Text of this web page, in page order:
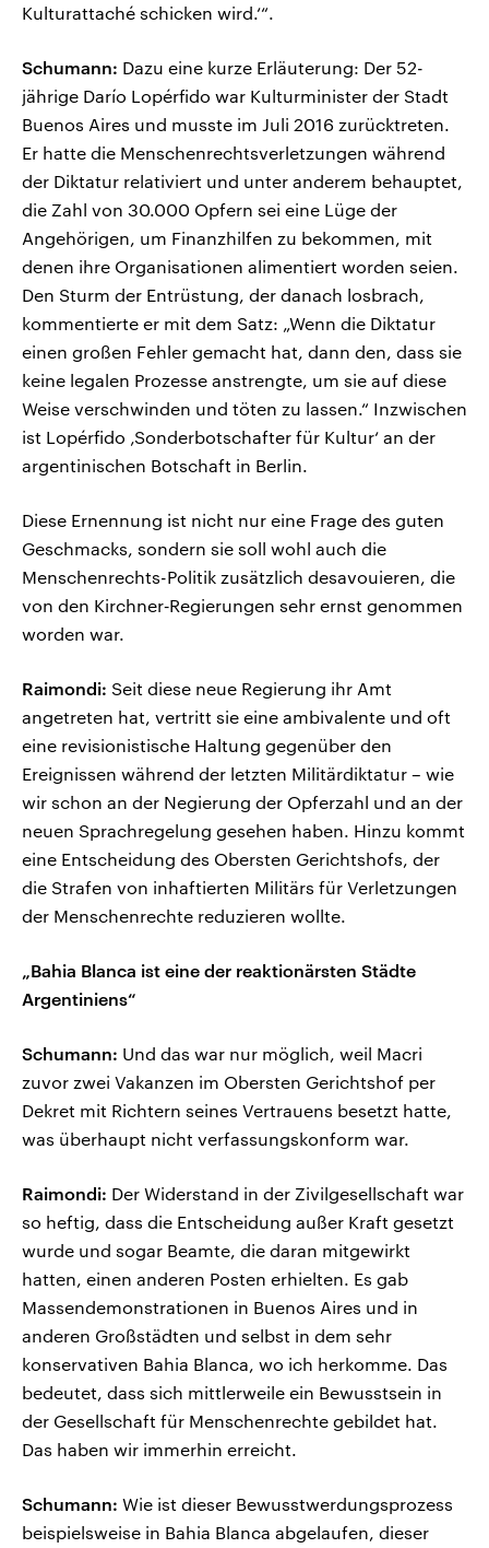
Kulturattaché schicken wird.‘“.
Schumann: Dazu eine kurze Erläuterung: Der 52-
jährige Darío Lopérfido war Kulturminister der Stadt
Buenos Aires und musste im Juli 2016 zurücktreten.
Er hatte die Menschenrechtsverletzungen während
der Diktatur relativiert und unter anderem behauptet,
die Zahl von 30.000 Opfern sei eine Lüge der
Angehörigen, um Finanzhilfen zu bekommen, mit
denen ihre Organisationen alimentiert worden seien.
Den Sturm der Entrüstung, der danach losbrach,
kommentierte er mit dem Satz: „Wenn die Diktatur
einen großen Fehler gemacht hat, dann den, dass sie
keine legalen Prozesse anstrengte, um sie auf diese
Weise verschwinden und töten zu lassen.“ Inzwischen
ist Lopérfido ‚Sonderbotschafter für Kultur‘ an der
argentinischen Botschaft in Berlin.
Diese Ernennung ist nicht nur eine Frage des guten
Geschmacks, sondern sie soll wohl auch die
Menschenrechts-Politik zusätzlich desavouieren, die
von den Kirchner‑Regierungen sehr ernst genommen
worden war.
Raimondi: Seit diese neue Regierung ihr Amt
angetreten hat, vertritt sie eine ambivalente und oft
eine revisionistische Haltung gegenüber den
Ereignissen während der letzten Militärdiktatur – wie
wir schon an der Negierung der Opferzahl und an der
neuen Sprachregelung gesehen haben. Hinzu kommt
eine Entscheidung des Obersten Gerichtshofs, der
die Strafen von inhaftierten Militärs für Verletzungen
der Menschenrechte reduzieren wollte.
„Bahia Blanca ist eine der reaktionärsten Städte
Argentiniens“
Schumann: Und das war nur möglich, weil Macri
zuvor zwei Vakanzen im Obersten Gerichtshof per
Dekret mit Richtern seines Vertrauens besetzt hatte,
was überhaupt nicht verfassungskonform war.
Raimondi: Der Widerstand in der Zivilgesellschaft war
so heftig, dass die Entscheidung außer Kraft gesetzt
wurde und sogar Beamte, die daran mitgewirkt
hatten, einen anderen Posten erhielten. Es gab
Massendemonstrationen in Buenos Aires und in
anderen Großstädten und selbst in dem sehr
konservativen Bahia Blanca, wo ich herkomme. Das
bedeutet, dass sich mittlerweile ein Bewusstsein in
der Gesellschaft für Menschenrechte gebildet hat.
Das haben wir immerhin erreicht.
Schumann: Wie ist dieser Bewusstwerdungsprozess
beispielsweise in Bahia Blanca abgelaufen, dieser